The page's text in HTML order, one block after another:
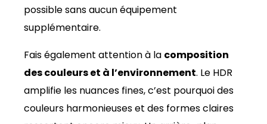
possible sans aucun équipement
supplémentaire.
Fais également attention à la composition
des couleurs et à l’environnement. Le HDR
amplifie les nuances fines, c’est pourquoi des
couleurs harmonieuses et des formes claires